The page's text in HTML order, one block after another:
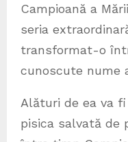
Campioană a
seria
transformat-o
cunoscute nume
Alături de ea va
pisica salvată de